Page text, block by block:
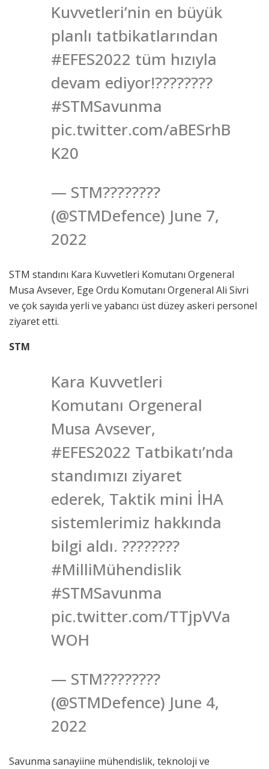
Kuvvetleri’nin en büyük
planlı tatbikatlarından
#EFES2022 tüm hızıyla
devam ediyor!????????
#STMSavunma
pic.twitter.com/aBESrhB
K20
— STM????????
(@STMDefence) June 7,
2022
STM standını Kara Kuvvetleri Komutanı Orgeneral
Musa Avsever, Ege Ordu Komutanı Orgeneral Ali Sivri
ve çok sayıda yerli ve yabancı üst düzey askeri personel
ziyaret etti.
STM
Kara Kuvvetleri
Komutanı Orgeneral
Musa Avsever,
#EFES2022 Tatbikatı’nda
standımızı ziyaret
ederek, Taktik mini İHA
sistemlerimiz hakkında
bilgi aldı. ????????
#MilliMühendislik
#STMSavunma
pic.twitter.com/TTjpVVa
WOH
— STM????????
(@STMDefence) June 4,
2022
Savunma sanayiine mühendislik, teknoloji ve